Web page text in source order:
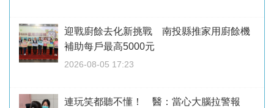
迎戰廚餘去化新挑戰 南投縣推家用廚餘機
補助每戶最高5000元
2026-08-05 17:23
連玩笑都聽不懂！ 醫：當心大腦拉警報